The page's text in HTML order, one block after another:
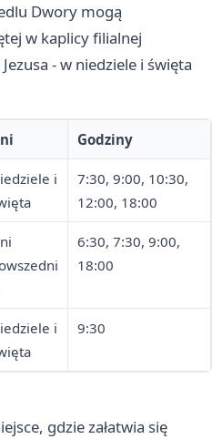
Dwory mogą
w kaplicy filialnej
- w niedziele i święta
Godziny
i
7:30, 9:00, 10:30,
12:00, 18:00
6:30, 7:30, 9:00,
18:00
i
9:30
gdzie załatwia się